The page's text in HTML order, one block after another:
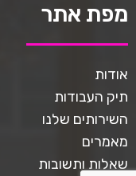
מפת אתר
אודות
תיק העבודות
השירותים שלנו
מאמרים
שאלות ותשובות